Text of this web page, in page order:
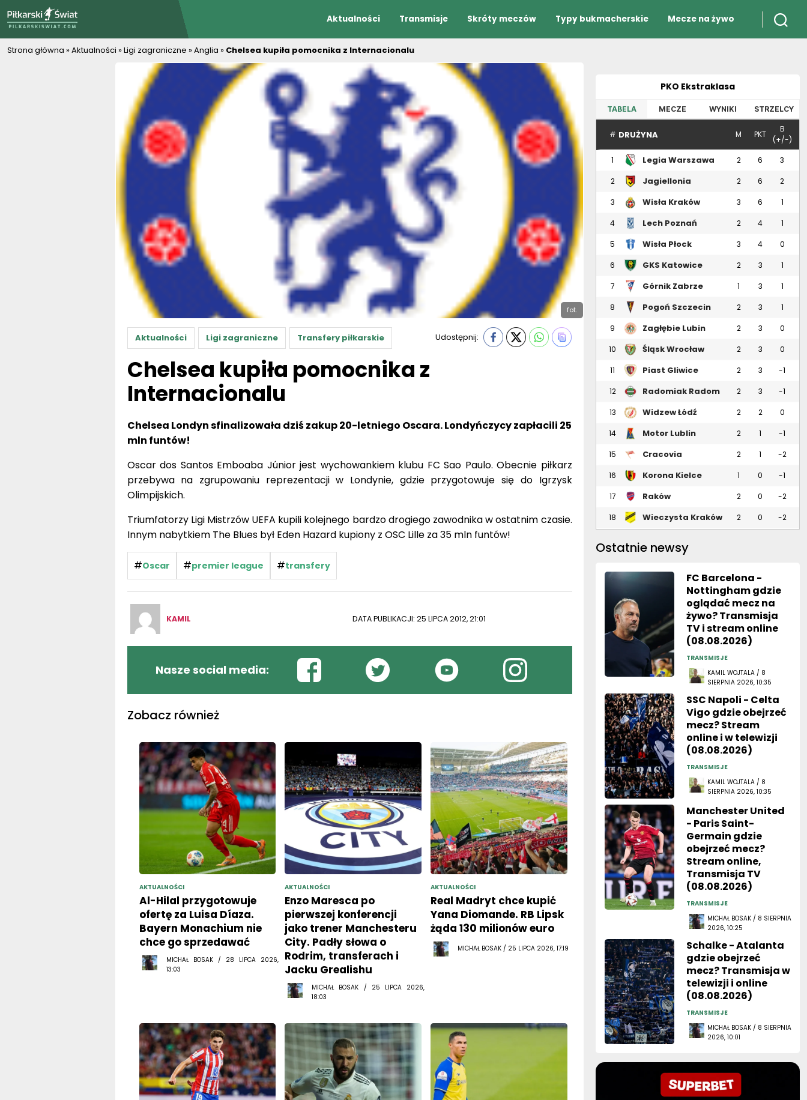
Aktualności Transmisje Skróty meczów Typy bukmacherskie Mecze na żywo
Strona główna »Aktualności »Ligi zagraniczne »Anglia » Chelsea kupiła pomocnika z Internacionalu
fot.
Aktualności Ligi zagraniczne Transfery piłkarskie Udostępnij:
Chelsea kupiła pomocnika z
Internacionalu
Chelsea Londyn sfinalizowała dziś zakup 20-letniego Oscara. Londyńczycy zapłacili 25
mln funtów!
Oscar dos Santos Emboaba Júnior jest wychowankiem klubu FC Sao Paulo. Obecnie piłkarz
przebywa na zgrupowaniu reprezentacji w Londynie, gdzie przygotowuje się do Igrzysk
Olimpijskich.
Triumfatorzy Ligi Mistrzów UEFA kupili kolejnego bardzo drogiego zawodnika w ostatnim czasie.
Innym nabytkiem The Blues był Eden Hazard kupiony z OSC Lille za 35 mln funtów!
#Oscar #premier league #transfery
KAMIL DATA PUBLIKACJI: 25 LIPCA 2012, 21:01
Nasze social media:
Zobacz również
AKTUALNOŚCI
Al-Hilal przygotowuje
ofertę za Luisa Díaza.
Bayern Monachium nie
chce go sprzedawać
MICHAŁ BOSAK / 28 LIPCA 2026,
13:03
AKTUALNOŚCI
Enzo Maresca po
pierwszej konferencji
jako trener Manchesteru
City. Padły słowa o
Rodrim, transferach i
Jacku Grealishu
MICHAŁ BOSAK / 25 LIPCA 2026,
18:03
AKTUALNOŚCI
Real Madryt chce kupić
Yana Diomande. RB Lipsk
żąda 130 milionów euro
MICHAŁ BOSAK / 25 LIPCA 2026, 17:19
PKO Ekstraklasa
TABELA MECZE WYNIKI STRZELCY
# DRUŻYNA M PKT
B
(+/-)
1
Legia Warszawa 2 6 3
2
Jagiellonia
2 6 2
3 Wisła Kraków 3 6 1
4 Lech Poznań 2 4 1
5 Wisła Płock 3 4 0
6 GKS Katowice 2 3 1
7 Górnik Zabrze 1 3 1
8 Pogoń Szczecin 2 3 1
9 Zagłębie Lubin 2 3 0
10 Śląsk Wrocław 2 3 0
11 Piast Gliwice 2 3 -1
12 Radomiak Radom 2 3 -1
13 Widzew Łódź 2 2 0
14 Motor Lublin 2 1 -1
15 Cracovia 2 1 -2
16 Korona Kielce 1 0 -1
17
Raków
2 0 -2
18 Wieczysta Kraków 2 0 -2
Ostatnie newsy
FC Barcelona -
Nottingham gdzie
oglądać mecz na
żywo? Transmisja
TV i stream online
(08.08.2026)
TRANSMISJE
KAMIL WOJTALA / 8
SIERPNIA 2026, 10:35
SSC Napoli - Celta
Vigo gdzie obejrzeć
mecz? Stream
online i w telewizji
(08.08.2026)
TRANSMISJE
KAMIL WOJTALA / 8
SIERPNIA 2026, 10:35
Manchester United
- Paris Saint-
Germain gdzie
obejrzeć mecz?
Stream online,
Transmisja TV
(08.08.2026)
TRANSMISJE
MICHAŁ BOSAK / 8 SIERPNIA
2026, 10:25
Schalke - Atalanta
gdzie obejrzeć
mecz? Transmisja w
telewizji i online
(08.08.2026)
TRANSMISJE
MICHAŁ BOSAK / 8 SIERPNIA
2026, 10:01